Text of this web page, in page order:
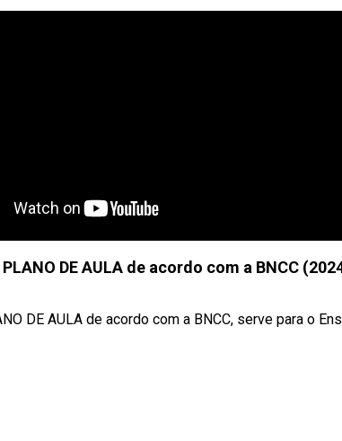
DE AULA de acordo com a BNCC
DE AULA de acordo com a BNCC, serve para o